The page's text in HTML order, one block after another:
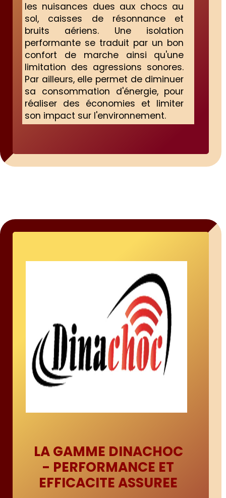
les nuisances dues aux chocs au
sol, caisses de résonnance et
bruits aériens. Une isolation
performante se traduit par un bon
confort de marche ainsi qu'une
limitation des agressions sonores.
Par ailleurs, elle permet de diminuer
sa consommation d'énergie, pour
réaliser des économies et limiter
son impact sur l'environnement.
LA GAMME DINACHOC
- PERFORMANCE ET
EFFICACITE ASSUREE